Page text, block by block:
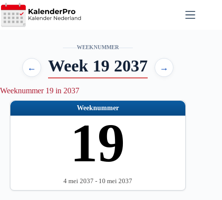
Ga
naar
de
WEEKNUMMER
← Week 19 2037 →
Weeknummer 19 in 2037
Weeknummer
19
4 mei 2037 - 10 mei 2037